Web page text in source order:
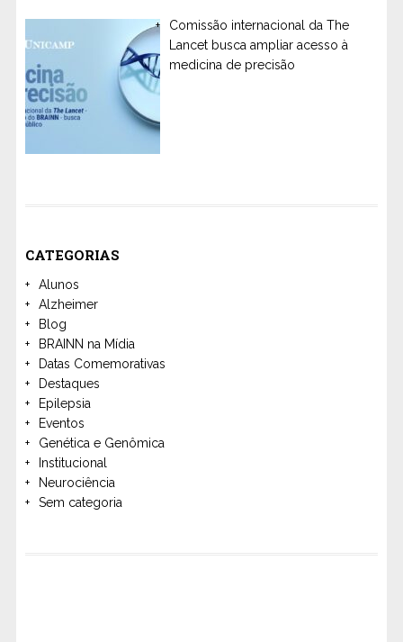
Comissão internacional da The
Lancet busca ampliar acesso à
medicina de precisão
CATEGORIAS
Alunos
Alzheimer
Blog
BRAINN na Mídia
Datas Comemorativas
Destaques
Epilepsia
Eventos
Genética e Genômica
Institucional
Neurociência
Sem categoria